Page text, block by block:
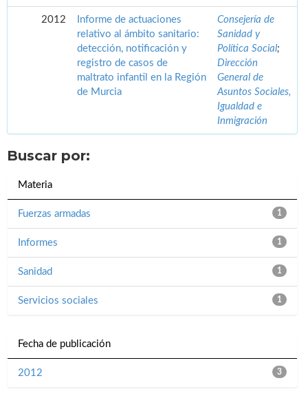
2012
Informe de actuaciones
relativo al ámbito sanitario:
detección, notificación y
registro de casos de
maltrato infantil en la Región
de Murcia
Consejería de
Sanidad y
Política Social;
Dirección
General de
Asuntos Sociales,
Igualdad e
Inmigración
Buscar por:
Materia
1
Fuerzas armadas
1
Informes
1
Sanidad
1
Servicios sociales
Fecha de publicación
3
2012